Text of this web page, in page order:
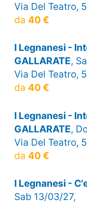
Via Del Teatro, 5
da 40 €
I Legnanesi -
GALLARATE,
Via Del Teatro, 5
da 40 €
I Legnanesi -
GALLARATE,
Via Del Teatro, 5
da 40 €
I Legnanesi -
Sab 13/03/27,